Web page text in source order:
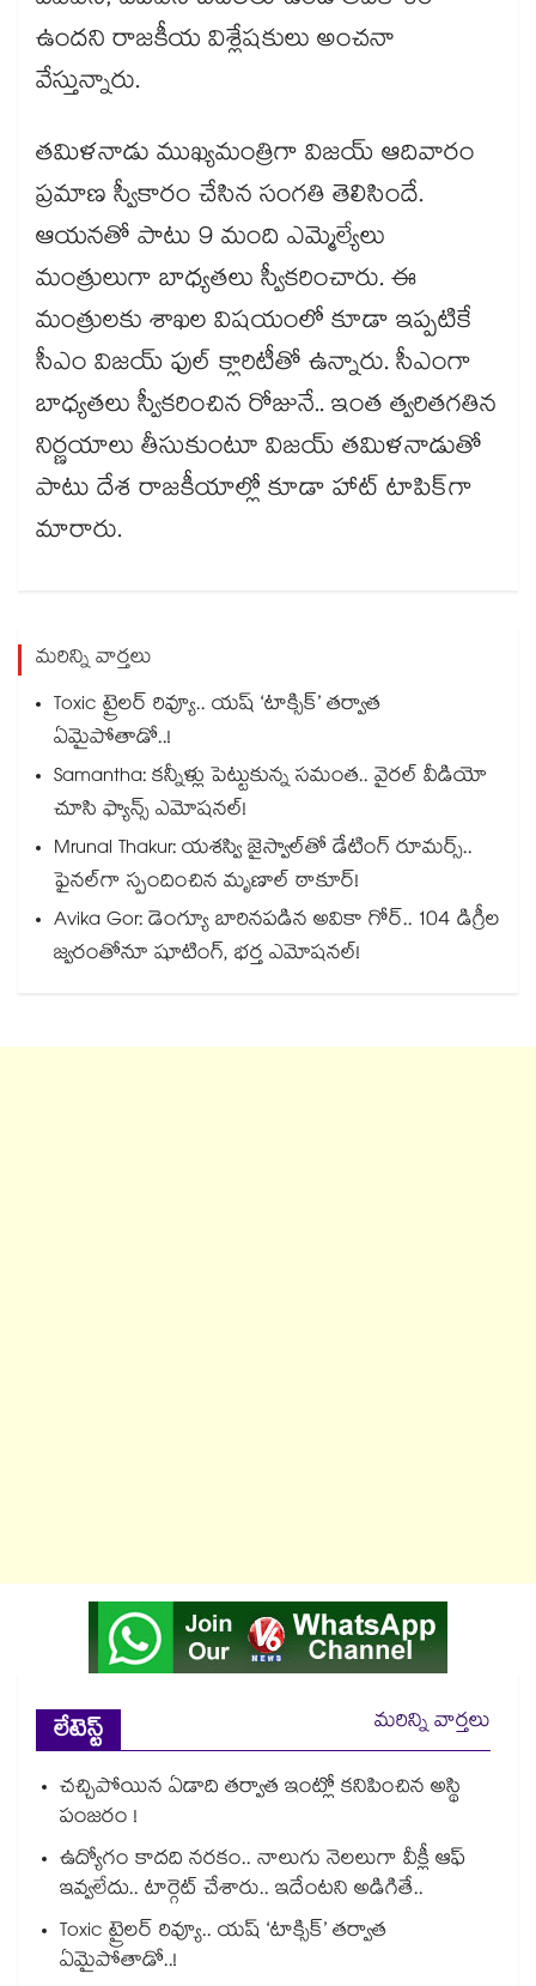
ఉందని రాజకీయ విశ్లేషకులు అంచనా
వేస్తున్నారు.
తమిళనాడు ముఖ్యమంత్రిగా విజయ్ ఆదివారం
ప్రమాణ స్వీకారం చేసిన సంగతి తెలిసిందే.
ఆయనతో పాటు 9 మంది ఎమ్మెల్యేలు
మంత్రులుగా బాధ్యతలు స్వీకరించారు. ఈ
మంత్రులకు శాఖల విషయంలో కూడా ఇప్పటికే
సీఎం విజయ్ ఫుల్ క్లారిటీతో ఉన్నారు. సీఎంగా
బాధ్యతలు స్వీకరించిన రోజునే.. ఇంత త్వరితగతిన
నిర్ణయాలు తీసుకుంటూ విజయ్ తమిళనాడుతో
పాటు దేశ రాజకీయాల్లో కూడా హాట్ టాపిక్⁬గా
మారారు.
మరిన్ని వార్తలు
Toxic ట్రైలర్ రివ్యూ.. యష్ ‘టాక్సిక్’ తర్వాత
ఏమైపోతాడో..!
Samantha: కన్నీళ్లు పెట్టుకున్న సమంత.. వైరల్ వీడియో
చూసి ఫ్యాన్స్ ఎమోషనల్!
Mrunal Thakur: యశస్వి జైస్వాల్‌తో డేటింగ్ రూమర్స్‌..
ఫైనల్‌గా స్పందించిన మృణాల్ ఠాకూర్!
Avika Gor: డెంగ్యూ బారినపడిన అవికా గోర్.. 104 డిగ్రీల
జ్వరంతోనూ షూటింగ్, భర్త ఎమోషనల్!
లేటెస్ట్
మరిన్ని వార్తలు
చచ్చిపోయిన ఏడాది తర్వాత ఇంట్లో కనిపించిన అస్థి
పంజరం !
ఉద్యోగం కాదది నరకం.. నాలుగు నెలలుగా వీక్లీ ఆఫ్
ఇవ్వలేదు.. టార్గెట్ చేశారు.. ఇదేంటని అడిగితే..
Toxic ట్రైలర్ రివ్యూ.. యష్ ‘టాక్సిక్’ తర్వాత
ఏమైపోతాడో..!